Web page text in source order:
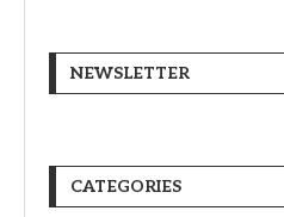
NEWSLETTER
CATEGORIES